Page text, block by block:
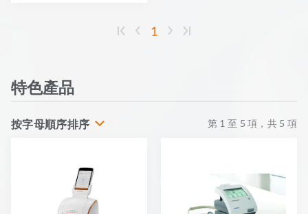
1
特色產品
按字母順序排序 第 1 至 5 項，共 5 項